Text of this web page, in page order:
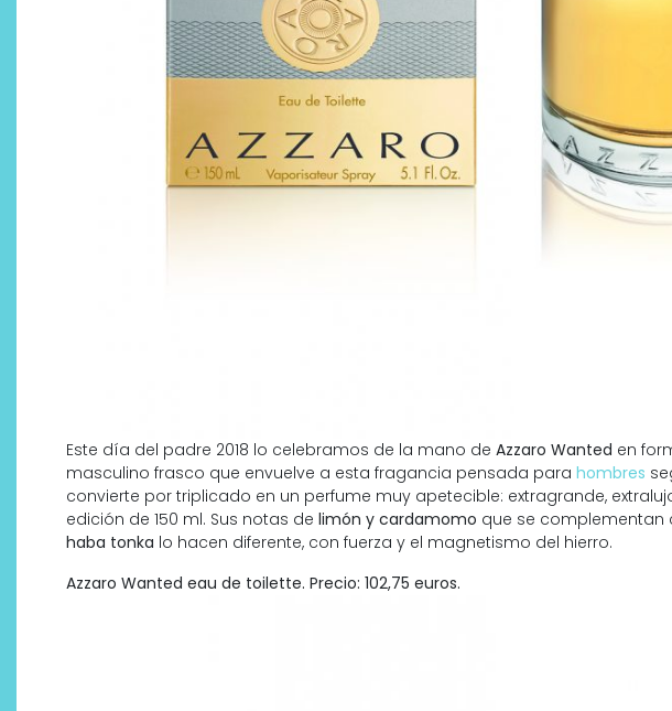
Este día del padre 2018 lo celebramos de la mano de Azzaro Wanted en
masculino frasco que envuelve a esta fragancia pensada para hombres
convierte por triplicado en un perfume muy apetecible: extragrande,
edición de 150 ml. Sus notas de limón y cardamomo que se complementan
haba tonka lo hacen diferente, con fuerza y el magnetismo del hierro.
Azzaro Wanted eau de toilette. Precio: 102,75 euros.